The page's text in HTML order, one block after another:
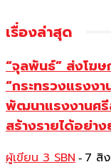
เรื่องล่าสุด
“จุลพันธ์” ส่งโฆ
“กระทรวงแรงง
พัฒนาแรงงานศรี
สร้างรายได้อย่า
ผู้เขียน 3 SBN - 7 สิ